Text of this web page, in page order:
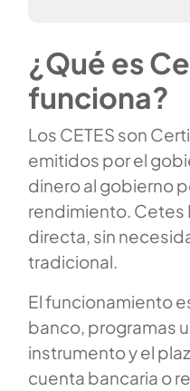
¿Qué es
funciona?
Los CETES son
emitidos por el
dinero al gobierno
rendimiento. Cetes
directa, sin
tradicional.
El funcionamiento
banco, programas
instrumento y el
cuenta bancaria o